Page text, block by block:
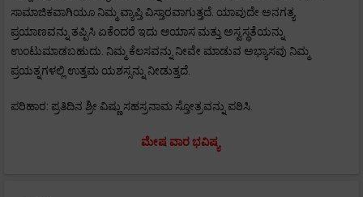
ಸಾಮಾಜಿಕವಾಗಿಯೂ ನಿಮ್ಮ ವ್ಯಾಪ್ತಿ ವಿಸ್ತಾರವಾಗುತ್ತದೆ. ಯಾವುದೇ ಅನಗತ್ಯ
ಪ್ರಯಾಣವನ್ನು ತಪ್ಪಿಸಿ ಏಕೆಂದರೆ ಇದು ಆಯಾಸ ಮತ್ತು ಅಸ್ವಸ್ಥತೆಯನ್ನು
ಉಂಟುಮಾಡಬಹುದು. ನಿಮ್ಮ ಕೆಲಸವನ್ನು ನೀವೇ ಮಾಡುವ ಅಭ್ಯಾಸವು ನಿಮ್ಮ
ಪ್ರಯತ್ನಗಳಲ್ಲಿ ಉತ್ತಮ ಯಶಸ್ಸನ್ನು ನೀಡುತ್ತದೆ.
ಪರಿಹಾರ: ಪ್ರತಿದಿನ ಶ್ರೀ ವಿಷ್ಣು ಸಹಸ್ರನಾಮ ಸ್ತೋತ್ರವನ್ನು ಪಠಿಸಿ.
ಮೇಷ ವಾರ ಭವಿಷ್ಯ